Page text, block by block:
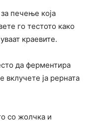
печење која
го тестото како
краевите.
да ферментира
вклучете ја рерната
со жолчка и